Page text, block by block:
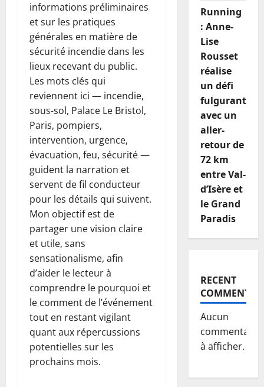
informations préliminaires
et sur les pratiques
générales en matière de
sécurité incendie dans les
lieux recevant du public.
Les mots clés qui
reviennent ici — incendie,
sous-sol, Palace Le Bristol,
Paris, pompiers,
intervention, urgence,
évacuation, feu, sécurité —
guident la narration et
servent de fil conducteur
pour les détails qui suivent.
Mon objectif est de
partager une vision claire
et utile, sans
sensationalisme, afin
d’aider le lecteur à
comprendre le pourquoi et
le comment de l’événement
tout en restant vigilant
quant aux répercussions
potentielles sur les
prochains mois.
Running
: Anne-
Lise
Rousset
réalise
un défi
fulgurant
avec un
aller-
retour de
72 km
entre Val-
d’Isère et
le Grand
Paradis
RECENT
COMMENTS
Aucun
commentaire
à afficher.